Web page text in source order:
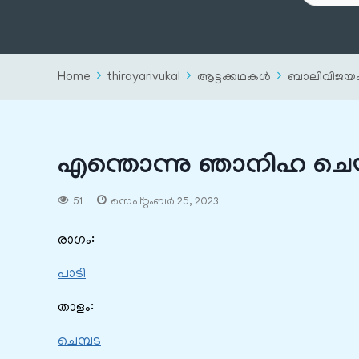
Home thirayarivukal ആട്ടക്കഥകൾ
എന്തൊന്നു ഞാനിഹ
51 സെപ്റ്റംബർ 25, 2023
രാഗം:
പാടി
താളം:
ചെമ്പട